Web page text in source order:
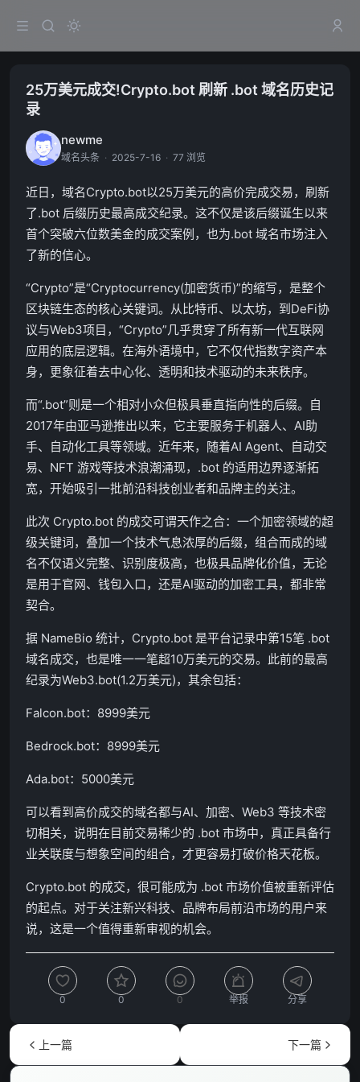
25万美元成交!Crypto.bot 刷新 .bot 域名历史记
录
newme
域名头条 · 2025-7-16 · 77 浏览
近日，域名Crypto.bot以25万美元的高价完成交易，刷新
了.bot 后缀历史最高成交纪录。这不仅是该后缀诞生以来
首个突破六位数美金的成交案例，也为.bot 域名市场注入
了新的信心。
“Crypto”是“Cryptocurrency(加密货币)”的缩写，是整个
区块链生态的核心关键词。从比特币、以太坊，到DeFi协
议与Web3项目，“Crypto”几乎贯穿了所有新一代互联网
应用的底层逻辑。在海外语境中，它不仅代指数字资产本
身，更象征着去中心化、透明和技术驱动的未来秩序。
而“.bot”则是一个相对小众但极具垂直指向性的后缀。自
2017年由亚马逊推出以来，它主要服务于机器人、AI助
手、自动化工具等领域。近年来，随着AI Agent、自动交
易、NFT 游戏等技术浪潮涌现，.bot 的适用边界逐渐拓
宽，开始吸引一批前沿科技创业者和品牌主的关注。
此次 Crypto.bot 的成交可谓天作之合：一个加密领域的超
级关键词，叠加一个技术气息浓厚的后缀，组合而成的域
名不仅语义完整、识别度极高，也极具品牌化价值，无论
是用于官网、钱包入口，还是AI驱动的加密工具，都非常
契合。
据 NameBio 统计，Crypto.bot 是平台记录中第15笔 .bot
域名成交，也是唯一一笔超10万美元的交易。此前的最高
纪录为Web3.bot(1.2万美元)，其余包括：
Falcon.bot：8999美元
Bedrock.bot：8999美元
Ada.bot：5000美元
可以看到高价成交的域名都与AI、加密、Web3 等技术密
切相关，说明在目前交易稀少的 .bot 市场中，真正具备行
业关联度与想象空间的组合，才更容易打破价格天花板。
Crypto.bot 的成交，很可能成为 .bot 市场价值被重新评估
的起点。对于关注新兴科技、品牌布局前沿市场的用户来
说，这是一个值得重新审视的机会。
0 0 0 举报 分享
上一篇 下一篇